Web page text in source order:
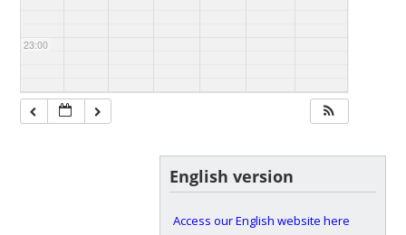
23:00
English version
Access our English website here